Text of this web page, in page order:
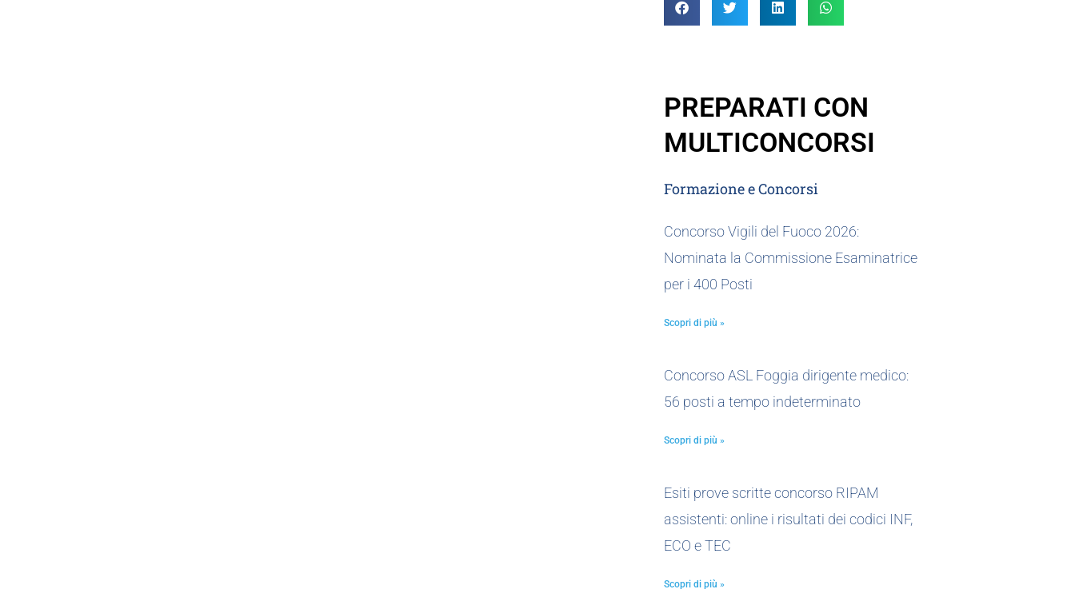
PREPARATI CON
MULTICONCORSI
Formazione e Concorsi
Concorso Vigili del Fuoco 2026:
Nominata la Commissione Esaminatrice
per i 400 Posti
Scopri di più »
Concorso ASL Foggia dirigente medico:
56 posti a tempo indeterminato
Scopri di più »
Esiti prove scritte concorso RIPAM
assistenti: online i risultati dei codici INF,
ECO e TEC
Scopri di più »